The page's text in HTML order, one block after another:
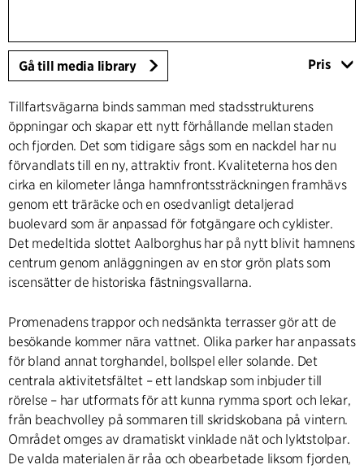
Gå till media library Pris
Tillfartsvägarna binds samman med stadsstrukturens
öppningar och skapar ett nytt förhållande mellan staden
och fjorden. Det som tidigare sågs som en nackdel har nu
förvandlats till en ny, attraktiv front. Kvaliteterna hos den
cirka en kilometer långa hamnfrontssträckningen framhävs
genom ett träräcke och en osedvanligt detaljerad
buolevard som är anpassad för fotgängare och cyklister.
Det medeltida slottet Aalborghus har på nytt blivit hamnens
centrum genom anläggningen av en stor grön plats som
iscensätter de historiska fästningsvallarna.
Promenadens trappor och nedsänkta terrasser gör att de
besökande kommer nära vattnet. Olika parker har anpassats
för bland annat torghandel, bollspel eller solande. Det
centrala aktivitetsfältet – ett landskap som inbjuder till
rörelse – har utformats för att kunna rymma sport och lekar,
från beachvolley på sommaren till skridskobana på vintern.
Området omges av dramatiskt vinklade nät och lyktstolpar.
De valda materialen är råa och obearbetade liksom fjorden,